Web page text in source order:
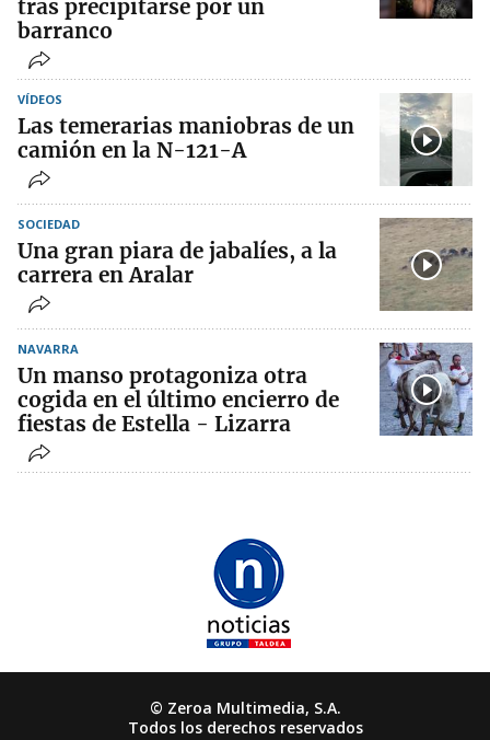
tras precipitarse por un
barranco
VÍDEOS
Las temerarias maniobras de un
camión en la N-121-A
SOCIEDAD
Una gran piara de jabalíes, a la
carrera en Aralar
NAVARRA
Un manso protagoniza otra
cogida en el último encierro de
fiestas de Estella - Lizarra
© Zeroa Multimedia, S.A.
Todos los derechos reservados